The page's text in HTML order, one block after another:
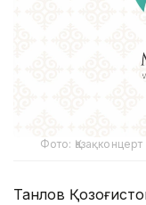
Фото: Қазақконцерт
Танлов